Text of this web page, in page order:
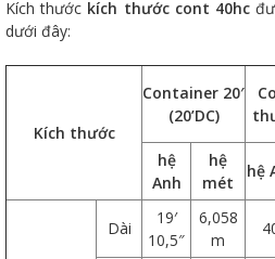
Kích thước kích thước cont 40hc
dưới đây:
Kích thước
Container 20′
(20’DC)
hệ
Anh
hệ
mét
hệ
Dài
19′
10,5″
6,058
m